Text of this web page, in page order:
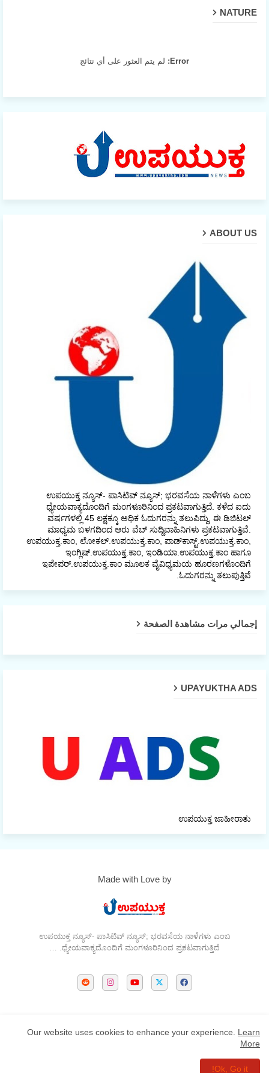
NATURE
Error: لم يتم العثور على أي نتائج
ABOUT US
ಉಪಯುಕ್ತ ನ್ಯೂಸ್- ಪಾಸಿಟಿವ್ ನ್ಯೂಸ್; ಭರವಸೆಯ ನಾಳೆಗಳು ಎಂಬ
ಧ್ಯೇಯವಾಕ್ಯದೊಂದಿಗೆ ಮಂಗಳೂರಿನಿಂದ ಪ್ರಕಟವಾಗುತ್ತಿದೆ. ಕಳೆದ ಐದು
ವರ್ಷಗಳಲ್ಲಿ 45 ಲಕ್ಷಕ್ಕೂ ಅಧಿಕ ಓದುಗರನ್ನು ತಲುಪಿದ್ದು, ಈ ಡಿಜಿಟಲ್‌
ಮಾಧ್ಯಮ ಬಳಗದಿಂದ ಆರು ವೆಬ್ ಸುದ್ದಿವಾಹಿನಿಗಳು ಪ್ರಕಟವಾಗುತ್ತಿವೆ.
ಉಪಯುಕ್ತ.ಕಾಂ, ಲೋಕಲ್‌.ಉಪಯುಕ್ತ.ಕಾಂ, ಪಾಡ್‌ಕಾಸ್ಟ್‌.ಉಪಯುಕ್ತ.ಕಾಂ,
ಇಂಗ್ಲಿಷ್.ಉಪಯುಕ್ತ.ಕಾಂ, ಇಂಡಿಯಾ.ಉಪಯುಕ್ತ.ಕಾಂ ಹಾಗೂ
ಇಪೇಪರ್‌.ಉಪಯುಕ್ತ.ಕಾಂ ಮೂಲಕ ವೈವಿಧ್ಯಮಯ ಹೂರಣಗಳೊಂದಿಗೆ
ಓದುಗರನ್ನು ತಲುಪುತ್ತಿವೆ.
إجمالي مرات مشاهدة الصفحة
UPAYUKTHA ADS
ಉಪಯುಕ್ತ ಜಾಹೀರಾತು
Made with Love by
ಉಪಯುಕ್ತ ನ್ಯೂಸ್- ಪಾಸಿಟಿವ್ ನ್ಯೂಸ್; ಭರವಸೆಯ ನಾಳೆಗಳು ಎಂಬ
ಧ್ಯೇಯವಾಕ್ಯದೊಂದಿಗೆ ಮಂಗಳೂರಿನಿಂದ ಪ್ರಕಟವಾಗುತ್ತಿದೆ. …
Home
Contact us
Privacy Policy
Our website uses cookies to enhance your experience. Learn
More
Ok, Go it!